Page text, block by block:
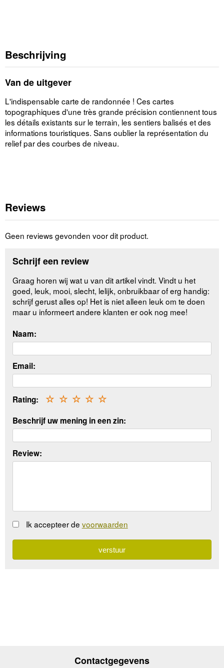
Beschrijving
Van de uitgever
L'indispensable carte de randonnée ! Ces cartes
topographiques d'une très grande précision contiennent tous
les détails existants sur le terrain, les sentiers balisés et des
informations touristiques. Sans oublier la représentation du
relief par des courbes de niveau.
Reviews
Geen reviews gevonden voor dit product.
Schrijf een review
Graag horen wij wat u van dit artikel vindt. Vindt u het
goed, leuk, mooi, slecht, lelijk, onbruikbaar of erg handig:
schrijf gerust alles op! Het is niet alleen leuk om te doen
maar u informeert andere klanten er ook nog mee!
Naam:
Email:
Rating: ☆
☆
☆
☆
☆
Beschrijf uw mening in een zin:
Review:
Ik accepteer de voorwaarden
Contactgegevens